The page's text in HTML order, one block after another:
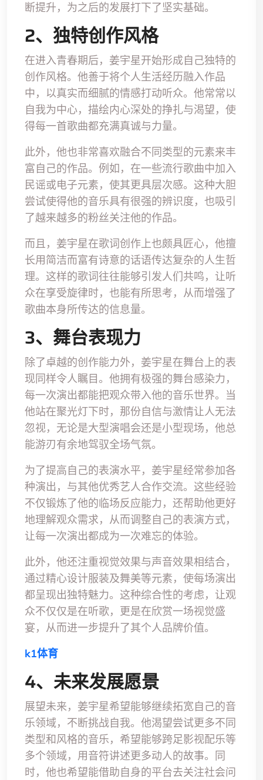
断提升，为之后的发展打下了坚实基础。
2、独特创作风格
在进入青春期后，姜宇星开始形成自己独特的
创作风格。他善于将个人生活经历融入作品
中，以真实而细腻的情感打动听众。他常常以
自我为中心，描绘内心深处的挣扎与渴望，使
得每一首歌曲都充满真诚与力量。
此外，他也非常喜欢融合不同类型的元素来丰
富自己的作品。例如，在一些流行歌曲中加入
民谣或电子元素，使其更具层次感。这种大胆
尝试使得他的音乐具有很强的辨识度，也吸引
了越来越多的粉丝关注他的作品。
而且，姜宇星在歌词创作上也颇具匠心，他擅
长用简洁而富有诗意的话语传达复杂的人生哲
理。这样的歌词往往能够引发人们共鸣，让听
众在享受旋律时，也能有所思考，从而增强了
歌曲本身所传达的信息量。
3、舞台表现力
除了卓越的创作能力外，姜宇星在舞台上的表
现同样令人瞩目。他拥有极强的舞台感染力，
每一次演出都能把观众带入他的音乐世界。当
他站在聚光灯下时，那份自信与激情让人无法
忽视，无论是大型演唱会还是小型现场，他总
能游刃有余地驾驭全场气氛。
为了提高自己的表演水平，姜宇星经常参加各
种演出，与其他优秀艺人合作交流。这些经验
不仅锻炼了他的临场反应能力，还帮助他更好
地理解观众需求，从而调整自己的表演方式，
让每一次演出都成为一次难忘的体验。
此外，他还注重视觉效果与声音效果相结合，
通过精心设计服装及舞美等元素，使每场演出
都呈现出独特魅力。这种综合性的考虑，让观
众不仅仅是在听歌，更是在欣赏一场视觉盛
宴，从而进一步提升了其个人品牌价值。
k1体育
4、未来发展愿景
展望未来，姜宇星希望能够继续拓宽自己的音
乐领域，不断挑战自我。他渴望尝试更多不同
类型和风格的音乐，希望能够跨足影视配乐等
多个领域，用音符讲述更多动人的故事。同
时，他也希望能借助自身的平台去关注社会问